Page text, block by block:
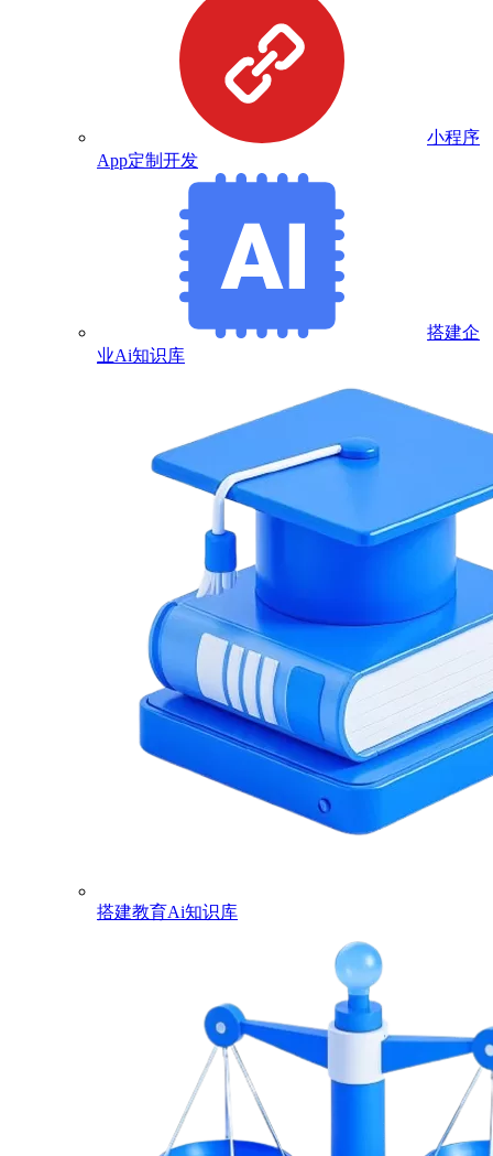
小程序
App定制开发
搭建企
业Ai知识库
搭建教育Ai知识库